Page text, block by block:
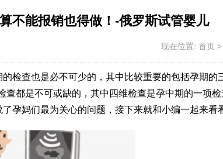
不能报销也得做！-俄罗斯试管婴儿
现在位置: 首页 >
检查也是必不可少的，其中比较重要的包括孕期的
都是不可或缺的，其中四维检查是孕中期的一项
孕妈们最为关心的问题，接下来就和小编一起来看